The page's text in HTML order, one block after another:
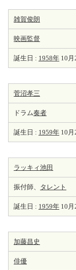
雑賀俊朗
映画監督
誕生日 : 1958年 10月
菅沼孝三
ドラム奏者
誕生日 : 1959年 10月
ラッキィ池田
振付師、 タレント
誕生日 : 1959年 10月
加藤昌史
俳優